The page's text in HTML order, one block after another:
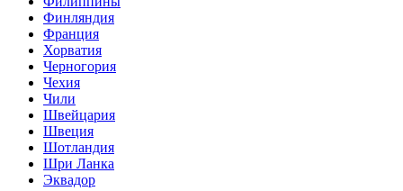
Финляндия
Франция
Хорватия
Черногория
Чехия
Чили
Швейцария
Швеция
Шотландия
Шри Ланка
Эквадор